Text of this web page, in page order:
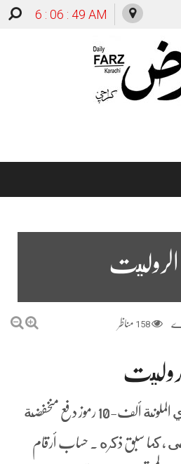
6 : 06 : 50 AM
158 مناظر
هذه 5?4 بكرة تخطيط يحتوي الملونة ألف-10 رموز دفع منخفضة
، كما سبق ذكره . حساب أرقام